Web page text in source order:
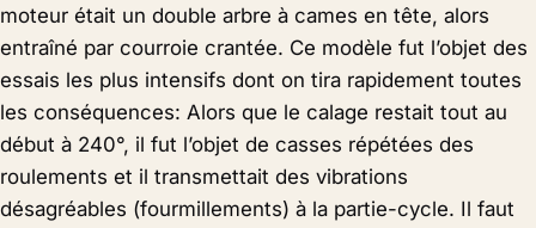
moteur était un double arbre à cames en tête, alors
entraîné par courroie crantée. Ce modèle fut l’objet des
essais les plus intensifs dont on tira rapidement toutes
les conséquences: Alors que le calage restait tout au
début à 240°, il fut l’objet de casses répétées des
roulements et il transmettait des vibrations
désagréables (fourmillements) à la partie-cycle. Il faut